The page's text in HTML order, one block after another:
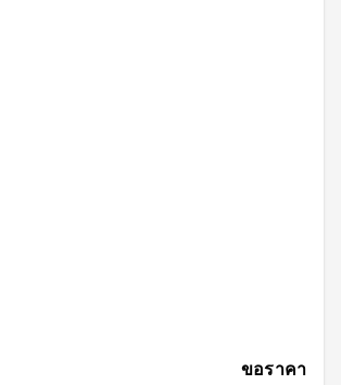
ขอราคา